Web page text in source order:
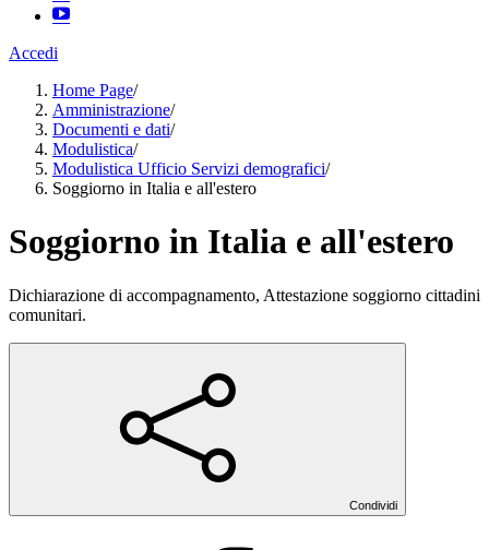
Accedi
Home Page/
Amministrazione/
Documenti e dati/
Modulistica/
Modulistica Ufficio Servizi demografici/
Soggiorno in Italia e all'estero
Soggiorno in Italia e all'estero
Dichiarazione di accompagnamento, Attestazione soggiorno cittadini
comunitari.
Condividi